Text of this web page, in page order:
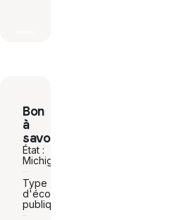
Bon
à
savoir
État :
Michigan
Type
d'école:
publique